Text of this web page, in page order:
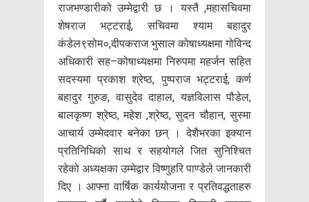
राजभण्डारीको उम्मेद्वारी छ । यस्तै ,महासचिवमा
शेषराज भट्टराई, सचिवमा श्याम बहादुर
कंडेल९सोम०,दीपकराज भुसाल कोषाध्यक्षमा गोविन्द
अधिकारी सह–कोषाध्यक्षमा निरुपमा महर्जन सहित
सदस्यमा प्रकाश श्रेष्ठ, पुष्पराज भट्टराई, कर्ण
बहादुर गुरुङ, वासुदेव दाहाल, यज्ञविलास पौडेल,
बालकृष्ण श्रेष्ठ, महेश ,श्रेष्ठ, सुदन चौहान, सुस्मा
आचार्य उम्मेदवार बनेका छन् । देशैभरका इक्यान
प्रतिनिधिको साथ र सहयोगले जित सुनिश्चित
रहेको अध्यक्षका उम्मेद्वार विष्णुहरि पाण्डेले जानकारी
दिए । आफ्ना वार्षिक कार्ययोजना र प्रतिवद्धताहरु